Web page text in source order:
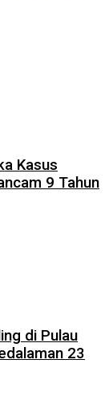
Kasus
9 Tahun
di Pulau
23